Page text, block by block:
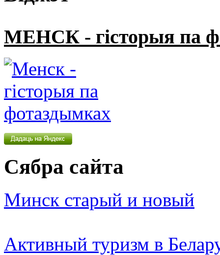
МЕНСК - гісторыя па
Сябра сайта
Минск старый и новый
Активный туризм в